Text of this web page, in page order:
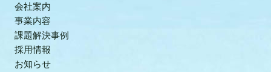
会社案内
事業内容
課題解決事例
採用情報
お知らせ